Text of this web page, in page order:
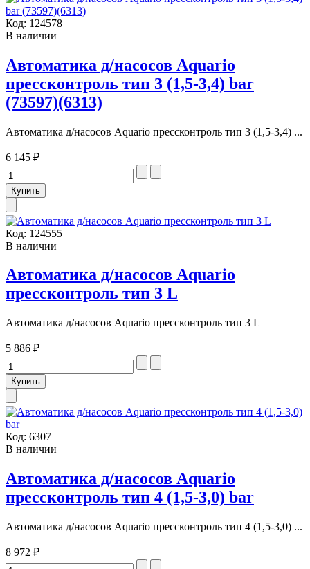
Код: 124578
В наличии
Автоматика д/насосов Aquario
прессконтроль тип 3 (1,5-3,4) bar
(73597)(6313)
Автоматика д/насосов Aquario прессконтроль тип 3 (1,5-3,4) ...
6 145 ₽
Код: 124555
В наличии
Автоматика д/насосов Aquario
прессконтроль тип 3 L
Автоматика д/насосов Aquario прессконтроль тип 3 L
5 886 ₽
Код: 6307
В наличии
Автоматика д/насосов Aquario
прессконтроль тип 4 (1,5-3,0) bar
Автоматика д/насосов Aquario прессконтроль тип 4 (1,5-3,0) ...
8 972 ₽